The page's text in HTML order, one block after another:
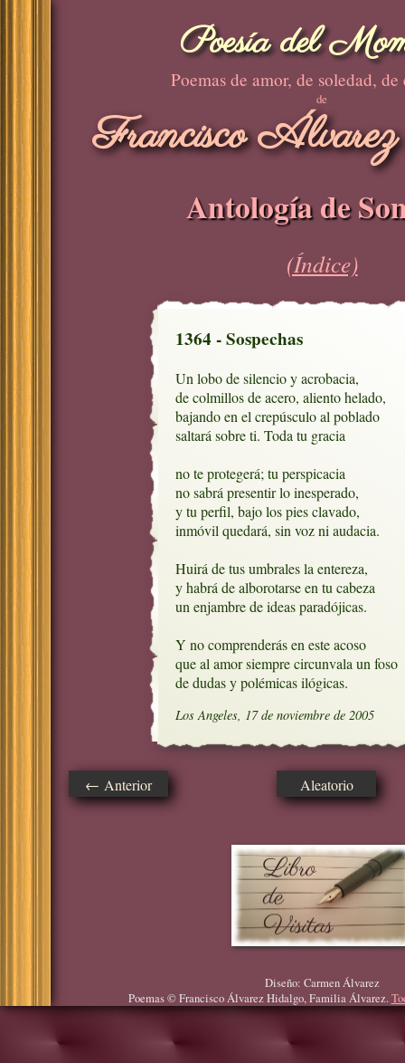
Poesía del
Poemas de amor, de soledad, de
de
Francisco
Antología de
(Índice)
1364 - Sospechas
Un lobo de silencio y acrobacia,
de colmillos de acero, aliento helado,
bajando en el crepúsculo al poblado
saltará sobre ti. Toda tu gracia
no te protegerá; tu perspicacia
no sabrá presentir lo inesperado,
y tu perfil, bajo los pies clavado,
inmóvil quedará, sin voz ni audacia.
Huirá de tus umbrales la entereza,
y habrá de alborotarse en tu cabeza
un enjambre de ideas paradójicas.
Y no comprenderás en este acoso
que al amor siempre circunvala un foso
de dudas y polémicas ilógicas.
Los Angeles, 17 de noviembre de 2005
← Anterior Aleatorio
Diseño: Carmen Álvarez
Poemas © Francisco Álvarez Hidalgo, Familia Álvarez.